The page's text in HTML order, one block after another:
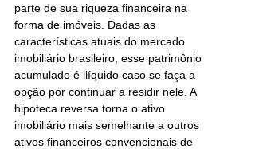
parte de sua riqueza financeira na
forma de imóveis. Dadas as
características atuais do mercado
imobiliário brasileiro, esse patrimônio
acumulado é ilíquido caso se faça a
opção por continuar a residir nele. A
hipoteca reversa torna o ativo
imobiliário mais semelhante a outros
ativos financeiros convencionais de